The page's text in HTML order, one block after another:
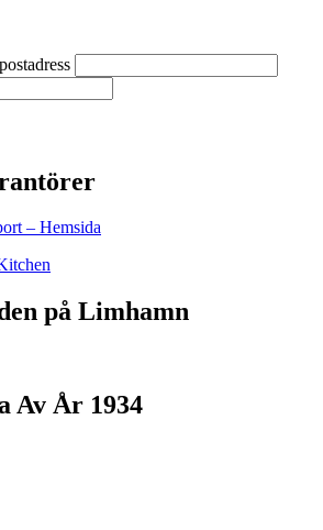
– Hemsida
på Limhamn
Av År 1934